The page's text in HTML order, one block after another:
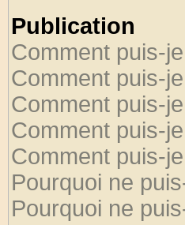
Publication
Comment puis-
Comment puis-
Comment puis-
Comment puis-
Comment puis-
Pourquoi ne
Pourquoi ne